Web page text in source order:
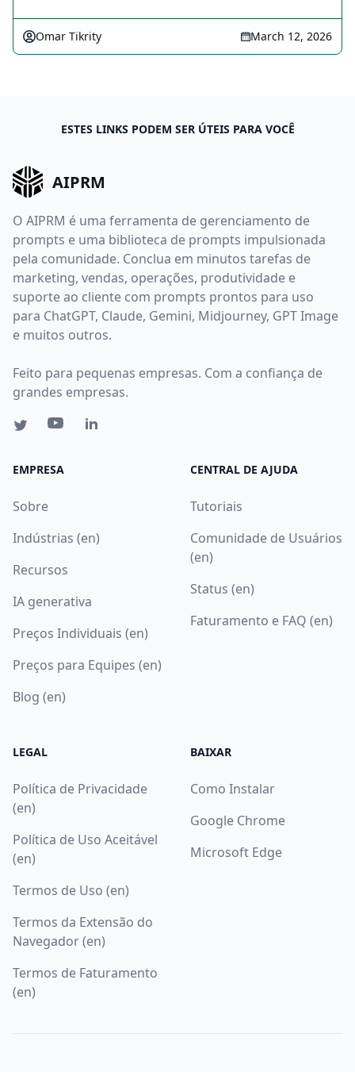
Omar Tikrity March 12, 2026
ESTES LINKS PODEM SER ÚTEIS PARA VOCÊ
AIPRM
O AIPRM é uma ferramenta de gerenciamento de
prompts e uma biblioteca de prompts impulsionada
pela comunidade. Conclua em minutos tarefas de
marketing, vendas, operações, produtividade e
suporte ao cliente com prompts prontos para uso
para ChatGPT, Claude, Gemini, Midjourney, GPT Image
e muitos outros.
Feito para pequenas empresas. Com a confiança de
grandes empresas.
EMPRESA
Sobre
Indústrias (en)
Recursos
IA generativa
Preços Individuais (en)
Preços para Equipes (en)
Blog (en)
CENTRAL DE AJUDA
Tutoriais
Comunidade de Usuários
(en)
Status (en)
Faturamento e FAQ (en)
LEGAL
Política de Privacidade
(en)
Política de Uso Aceitável
(en)
Termos de Uso (en)
Termos da Extensão do
Navegador (en)
Termos de Faturamento
(en)
BAIXAR
Como Instalar
Google Chrome
Microsoft Edge